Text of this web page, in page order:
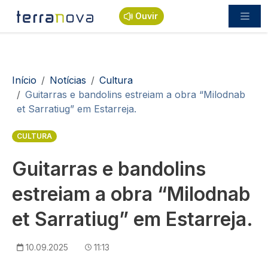
Passar para o conteúdo principal
Ouvir
Navegação estrutural
Início Notícias
Cultura
Guitarras e bandolins estreiam a obra “Milodnab
et Sarratiug” em Estarreja.
CULTURA
Guitarras e bandolins
estreiam a obra “Milodnab
et Sarratiug” em Estarreja.
10.09.2025 11:13